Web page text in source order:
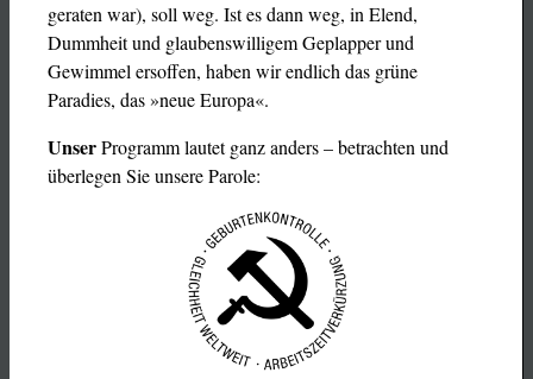
geraten war), soll weg. Ist es dann weg, in Elend,
Dummheit und glaubenswilligem Geplapper und
Gewimmel ersoffen, haben wir endlich das grüne
Paradies, das »neue Europa«.
UnserProgramm lautet ganz anders – betrachten und
überlegen Sie unsere Parole: